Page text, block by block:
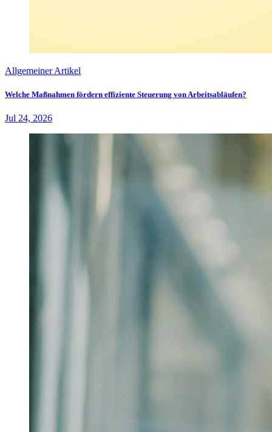
Allgemeiner Artikel
Welche Maßnahmen fördern effiziente Steuerung von Arbeitsabläufen?
Jul 24, 2026